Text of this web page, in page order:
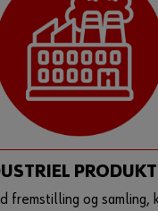
fremstilling og samling,